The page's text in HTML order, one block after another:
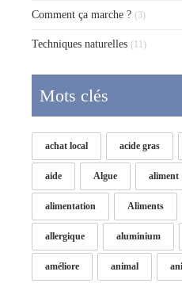
Comment ça marche ? (3)
Techniques naturelles (11)
Mots clés
achat local acide gras
aide Algue aliment
alimentation Aliments
allergique aluminium
améliore animal